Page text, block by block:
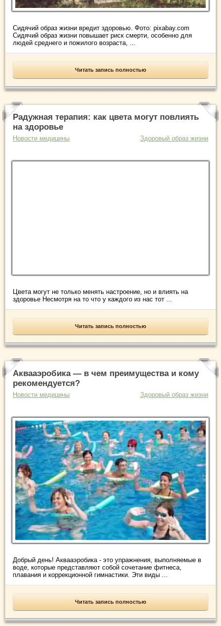
Сидячий образ жизни вредит здоровью. Фото: pixabay.com
Сидячий образ жизни повышает риск смерти, особенно для
людей среднего и пожилого возраста, ...
Читать запись полностью
Радужная терапия: как цвета могут повлиять
на здоровье
Новости медицины Здоровый образ жизни
Цвета могут не только менять настроение, но и влиять на
здоровье Несмотря на то что у каждого из нас тот ...
Читать запись полностью
Аквааэробика — в чем преимущества и кому
рекомендуется?
Новости медицины Здоровый образ жизни
Добрый день! Аквааэробика - это упражнения, выполняемые в
воде, которые представляют собой сочетание фитнеса,
плавания и коррекционной гимнастики. Эти виды ...
Читать запись полностью